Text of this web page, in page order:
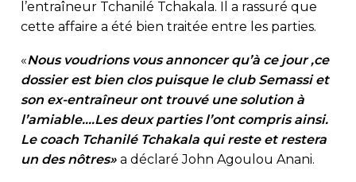
l’entraîneur Tchanilé Tchakala. Il a rassuré que
cette affaire a été bien traitée entre les parties.
«Nous voudrions vous annoncer qu’à ce jour ,ce
dossier est bien clos puisque le club Semassi et
son ex-entraîneur ont trouvé une solution à
l’amiable….Les deux parties l’ont compris ainsi.
Le coach Tchanilé Tchakala qui reste et restera
un des nôtres» a déclaré John Agoulou Anani.